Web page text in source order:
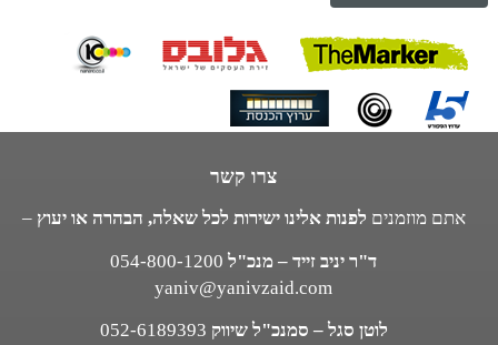
צרו קשר
אתם מוזמנים לפנות אלינו ישירות לכל שאלה, הבהרה או יעוץ –
ד"ר יניב זייד – מנכ"ל 054-800-1200
yaniv@yanivzaid.com
לוטן סגל – סמנכ"ל שיווק 052-6189393